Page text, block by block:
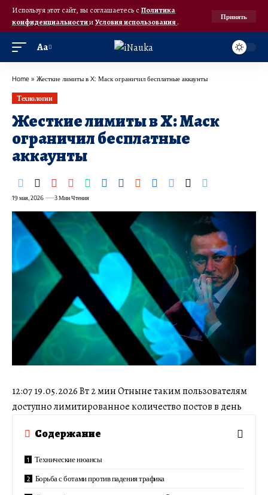
Используя этот сайт, вы соглашаетесь с Политика
конфиденциальностииУсловия использования.
Принять
Аа
Home » Жесткие лимиты в X: Маск ограничил бесплатные аккаунты
Технологии
Жесткие лимиты в X: Маск
ограничил бесплатные
аккаунты
19 мая, 2026 3 Мин Чтения
12:07 19.05.2026 Вт 2 мин Отныне таким пользователям
доступно лимитированное количество постов в день
Содержание
Технические нюансы
Борьба с ботами против падения трафика